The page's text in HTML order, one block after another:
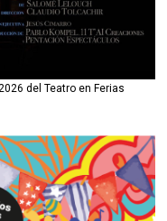
del Teatro en Ferias